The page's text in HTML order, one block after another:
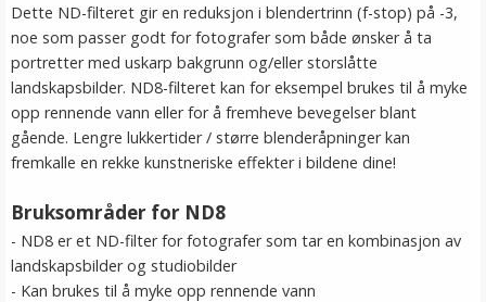
Dette ND-filteret gir en reduksjon i blendertrinn (f-stop) på -3,
noe som passer godt for fotografer som både ønsker å ta
portretter med uskarp bakgrunn og/eller storslåtte
landskapsbilder. ND8-filteret kan for eksempel brukes til å myke
opp rennende vann eller for å fremheve bevegelser blant
gående. Lengre lukkertider / større blenderåpninger kan
fremkalle en rekke kunstneriske effekter i bildene dine!
Bruksområder for ND8
- ND8 er et ND-filter for fotografer som tar en kombinasjon av
landskapsbilder og studiobilder
- Kan brukes til å myke opp rennende vann